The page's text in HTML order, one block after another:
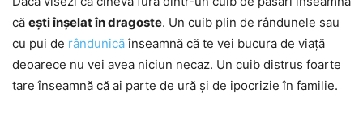
că ești înșelat în dragoste. Un cuib plin de rândunele sau
cu pui de rândunicăînseamnă că te vei bucura de viață
deoarece nu vei avea niciun necaz. Un cuib distrus foarte
tare înseamnă că ai parte de ură și de ipocrizie în familie.